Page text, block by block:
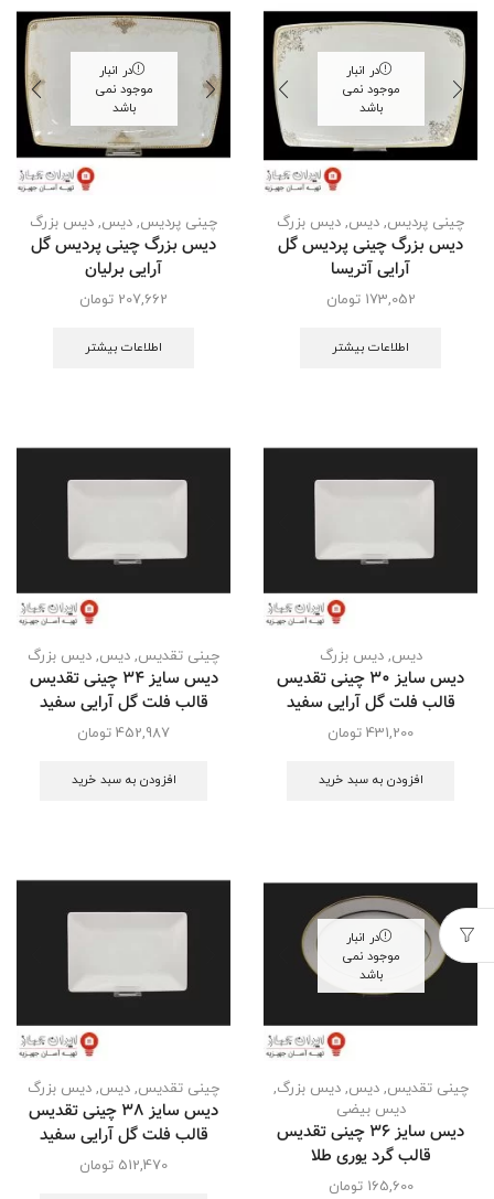
در انبار
موجود نمی
باشد
چینی پردیس, دیس, دیس بزرگ
دیس بزرگ چینی پردیس گل
آرایی آتریسا
173,052 تومان
اطلاعات بیشتر
در انبار
موجود نمی
باشد
چینی پردیس, دیس, دیس بزرگ
دیس بزرگ چینی پردیس گل
آرایی برلیان
207,662 تومان
اطلاعات بیشتر
دیس,دیس بزرگ
دیس سایز 30 چینی تقدیس
قالب فلت گل آرایی سفید
431,200 تومان
افزودن به سبد خرید
چینی تقدیس, دیس, دیس بزرگ
دیس سایز 34 چینی تقدیس
قالب فلت گل آرایی سفید
452,987 تومان
افزودن به سبد خرید
در انبار
موجود نمی
باشد
چینی تقدیس,دیس,دیس بزرگ,
دیس بیضی
دیس سایز 36 چینی تقدیس
قالب گرد یوری طلا
165,600 تومان
چینی تقدیس, دیس, دیس بزرگ
دیس سایز 38 چینی تقدیس
قالب فلت گل آرایی سفید
512,470 تومان